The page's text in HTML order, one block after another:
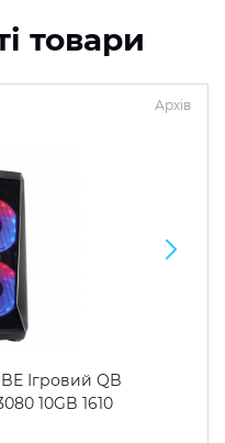
товари
Архів
Ігровий QB
10GB 1610